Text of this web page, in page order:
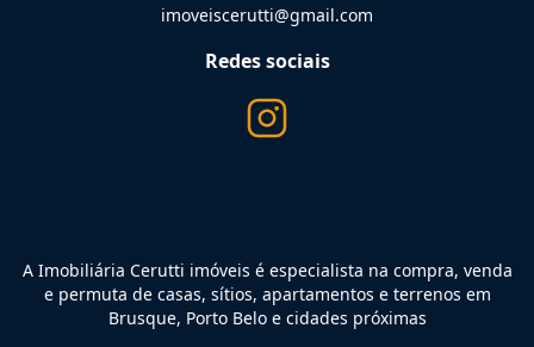
imoveiscerutti@gmail.com
Redes sociais
A Imobiliária Cerutti imóveis é especialista na compra, venda
e permuta de casas, sítios, apartamentos e terrenos em
Brusque, Porto Belo e cidades próximas